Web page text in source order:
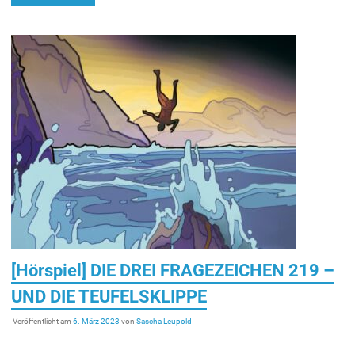
[Hörspiel] DIE DREI FRAGEZEICHEN 219 –
UND DIE TEUFELSKLIPPE
Veröffentlicht am6. März 2023 vonSascha Leupold